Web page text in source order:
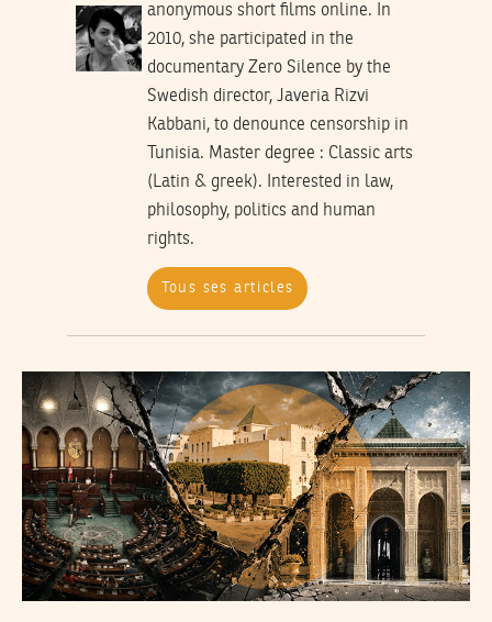
anonymous short films online. In
2010, she participated in the
documentary Zero Silence by the
Swedish director, Javeria Rizvi
Kabbani, to denounce censorship in
Tunisia. Master degree : Classic arts
(Latin & greek). Interested in law,
philosophy, politics and human
rights.
Tous ses articles